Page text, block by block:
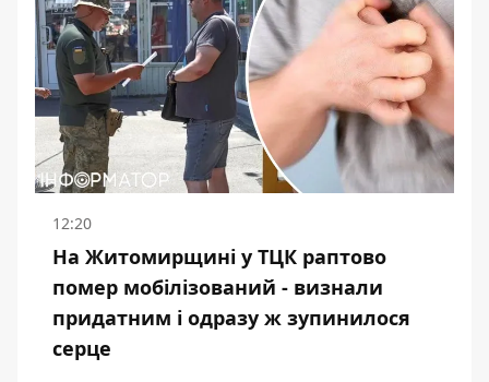
12:20
На Житомирщині у ТЦК раптово
помер мобілізований - визнали
придатним і одразу ж зупинилося
серце